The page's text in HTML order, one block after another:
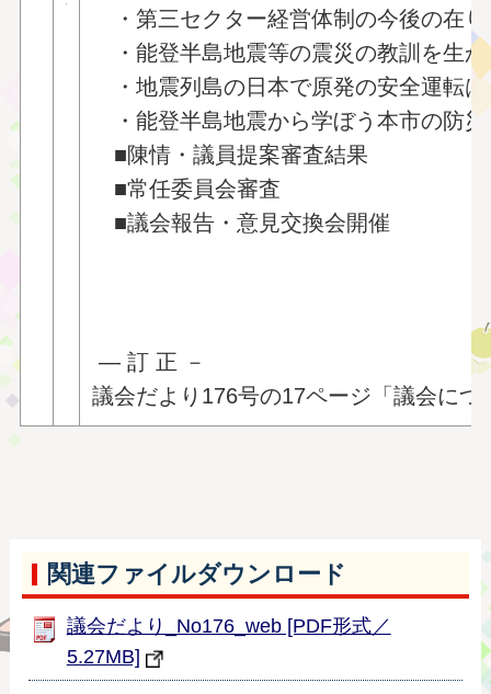
・第三セクター経営体制の今後の在り
・能登半島地震等の震災の教訓を生
・地震列島の日本で原発の安全運転は
・能登半島地震から学ぼう本市の防災
■陳情・議員提案審査結果
■常任委員会審査
■議会報告・意見交換会開催
― 訂 正 －
議会だより176号の17ページ「議会に
関連ファイルダウンロード
議会だより_No176_web [PDF形式／
5.27MB]